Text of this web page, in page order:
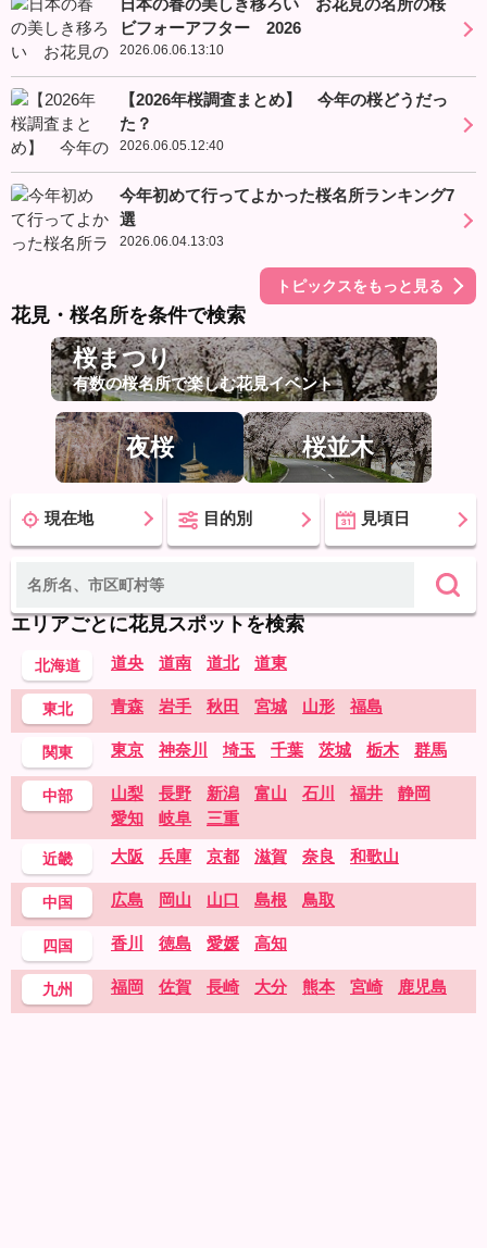
日本の春の美しき移ろい お花見の名所の桜
ビフォーアフター 2026
2026.06.06.13:10
【2026年桜調査まとめ】 今年の桜どうだっ
た？
2026.06.05.12:40
今年初めて行ってよかった桜名所ランキング7
選
2026.06.04.13:03
トピックスをもっと見る
花見・桜名所を条件で検索
桜まつり
有数の桜名所で楽しむ花見イベント
夜桜 桜並木
現在地 目的別 見頃日
エリアごとに花見スポットを検索
北海道 道央 道南 道北 道東
東北 青森 岩手 秋田 宮城 山形 福島
関東 東京 神奈川 埼玉 千葉 茨城 栃木 群馬
中部 山梨 長野 新潟 富山 石川 福井
静岡
愛知
岐阜 三重
近畿 大阪 兵庫 京都 滋賀 奈良 和歌山
中国 広島 岡山 山口 島根 鳥取
四国 香川 徳島 愛媛 高知
九州 福岡 佐賀 長崎 大分 熊本 宮崎 鹿児島